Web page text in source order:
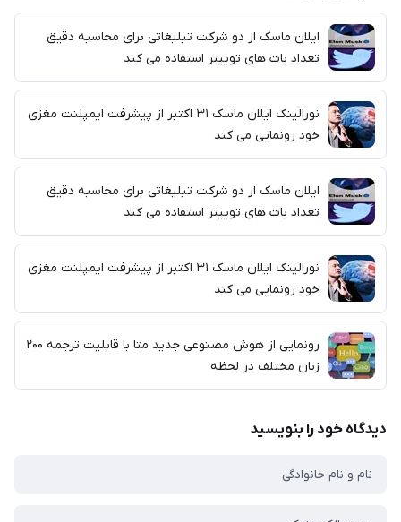
ایلان ماسک از دو شرکت تبلیغاتی برای محاسبه دقیق
تعداد بات های توییتر استفاده می کند
نورالینک ایلان ماسک ۳۱ اکتبر از پیشرفت ایمپلنت مغزی
خود رونمایی می کند
ایلان ماسک از دو شرکت تبلیغاتی برای محاسبه دقیق
تعداد بات های توییتر استفاده می کند
نورالینک ایلان ماسک ۳۱ اکتبر از پیشرفت ایمپلنت مغزی
خود رونمایی می کند
رونمایی از هوش مصنوعی جدید متا با قابلیت ترجمه ۲۰۰
زبان مختلف در لحظه
دیدگاه خود را بنویسید